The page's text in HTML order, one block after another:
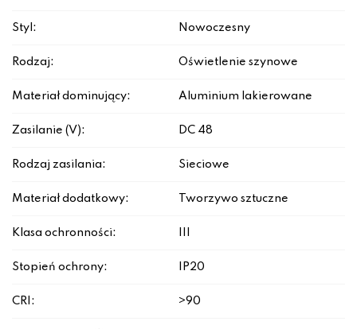
Styl: Nowoczesny
Rodzaj: Oświetlenie szynowe
Materiał dominujący: Aluminium lakierowane
Zasilanie (V): DC 48
Rodzaj zasilania: Sieciowe
Materiał dodatkowy: Tworzywo sztuczne
Klasa ochronności:
Stopień ochrony: IP20
CRI: >90